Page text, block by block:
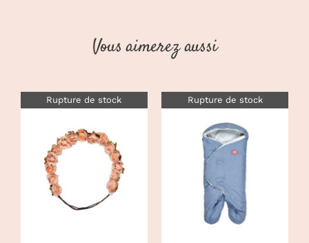
Vous aimerez aussi
Rupture de stock Rupture de stock
DÉTAILS